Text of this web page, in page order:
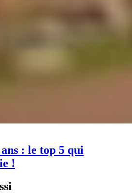
: le top 5 qui
!